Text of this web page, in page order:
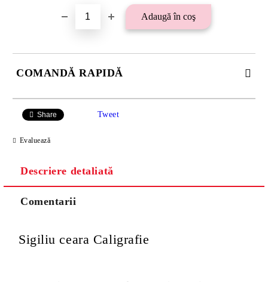
COMANDĂ RAPIDĂ
SAU 15 LEI TAXA TRANSPORT PENTRU PLATA CU
Va multumim! Veti fi contactat pentru stabilirea eventualelor detalii
suplimentare necesare procesarii comenzii dumneavoastra.
Share Tweet
Evaluează
Descriere detaliată
Comentarii
Sigiliu ceara Caligrafie